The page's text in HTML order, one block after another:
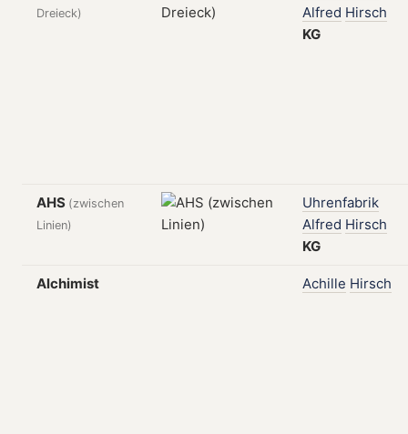
Dreieck)
Alfred Hirsch
KG
AHS (zwischen
Linien)
Uhrenfabrik
Alfred Hirsch
KG
Alchimist Achille Hirsch